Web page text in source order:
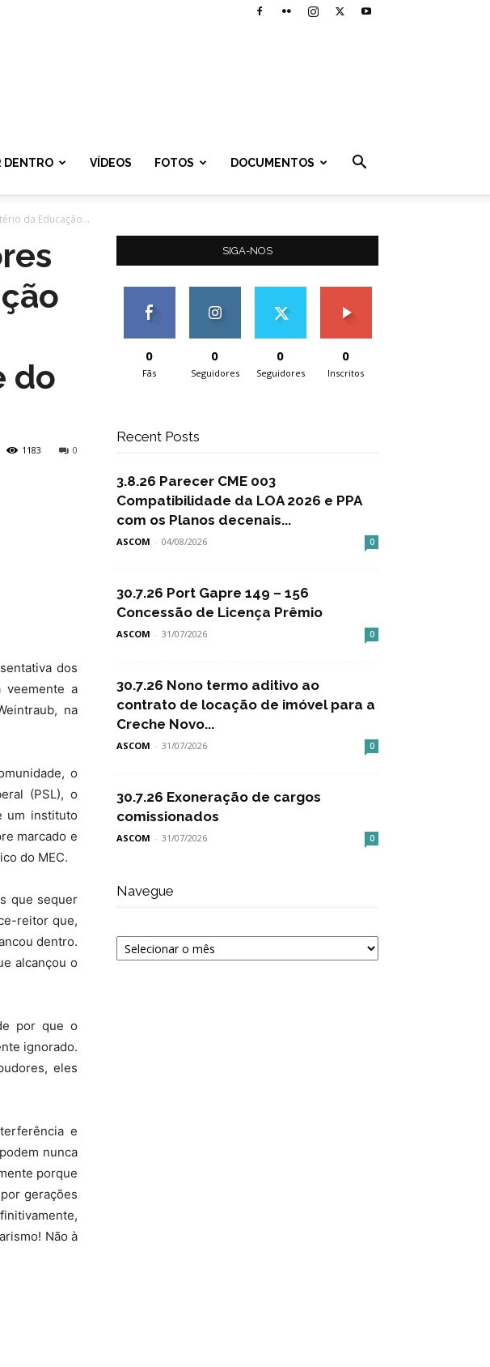
DENTRO VÍDEOS FOTOS DOCUMENTOS
da Educação...
do
0
1183
dos
veemente a
na
o
(PSL), o
um instituto
marcado e
do MEC.
que sequer
reitor que,
dentro.
alcançou o
por que o
ignorado.
eles
e
nunca
porque
gerações
Não à
SIGA-NOS
0
Fãs
0
Seguidores
0
Seguidores
0
Inscritos
Recent Posts
3.8.26 Parecer CME 003
Compatibilidade da LOA 2026 e PPA
com os Planos decenais...
ASCOM - 04/08/2026 0
30.7.26 Port Gapre 149 – 156
Concessão de Licença Prêmio
ASCOM - 31/07/2026 0
30.7.26 Nono termo aditivo ao
contrato de locação de imóvel para a
Creche Novo...
ASCOM - 31/07/2026 0
30.7.26 Exoneração de cargos
comissionados
ASCOM - 31/07/2026 0
Navegue
Navegue